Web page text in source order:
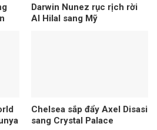
Darwin Nunez rục rịch rời
Al Hilal sang Mỹ
Chelsea sắp đẩy Axel Disasi
sang Crystal Palace